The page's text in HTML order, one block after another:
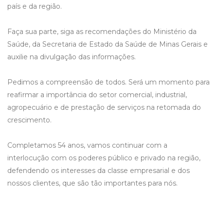
país e da região.
Faça sua parte, siga as recomendações do Ministério da
Saúde, da Secretaria de Estado da Saúde de Minas Gerais e
auxilie na divulgação das informações.
Pedimos a compreensão de todos. Será um momento para
reafirmar a importância do setor comercial, industrial,
agropecuário e de prestação de serviços na retomada do
crescimento.
Completamos 54 anos, vamos continuar com a
interlocução com os poderes público e privado na região,
defendendo os interesses da classe empresarial e dos
nossos clientes, que são tão importantes para nós.